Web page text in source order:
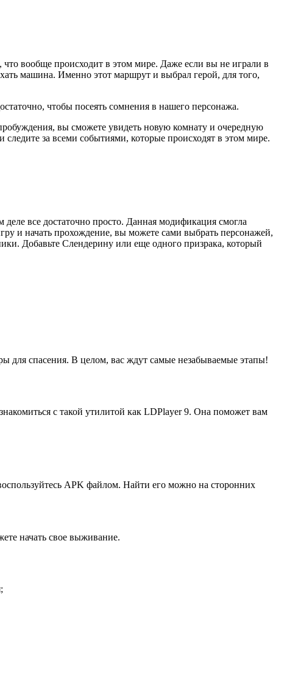
вообще происходит в этом мире. Даже если вы не играли в
машина. Именно этот маршрут и выбрал герой, для того,
чтобы посеять сомнения в нашего персонажа.
вы сможете увидеть новую комнату и очередную
за всеми событиями, которые происходят в этом мире.
все достаточно просто. Данная модификация смогла
и начать прохождение, вы можете сами выбрать персонажей,
Добавьте Слендерину или еще одного призрака, который
для спасения. В целом, вас ждут самые незабываемые этапы!
с такой утилитой как LDPlayer 9. Она поможет вам
APK файлом. Найти его можно на сторонних
начать свое выживание.